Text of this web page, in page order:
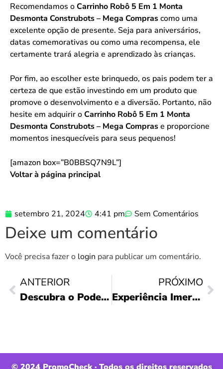
Recomendamos oCarrinho Robô 5 Em 1 Monta
Desmonta Construbots – Mega Comprascomo uma
excelente opção de presente. Seja para aniversários,
datas comemorativas ou como uma recompensa, ele
certamente trará alegria e aprendizado às crianças.
Por fim, ao escolher este brinquedo, os pais podem ter a
certeza de que estão investindo em um produto que
promove o desenvolvimento e a diversão. Portanto, não
hesite em adquirir oCarrinho Robô 5 Em 1 Monta
Desmonta Construbots – Mega Comprase proporcione
momentos inesquecíveis para seus pequenos!
[amazon box=”B0BBSQ7N9L”]
Voltar à página principal
setembro 21, 2024 4:41 pm Sem Comentários
Deixe um comentário
Você precisa fazer o login para publicar um comentário.
ANTERIOR
Descubra o Poder do WI-FI 6 Twibi Force!
PRÓXIMO
Experiência Imersiva: HyperX Cloud Stinger 2